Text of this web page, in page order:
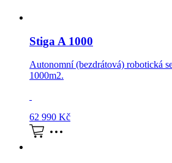
Stiga A 1000
Autonomní (bezdrátová) robotická
1000m2.
62 990 Kč